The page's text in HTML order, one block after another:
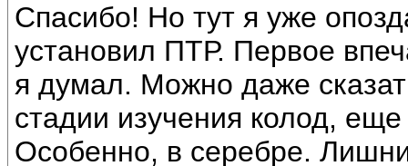
Спасибо! Но тут я уже
установил ПТР. Первое
я думал. Можно даже
стадии изучения колод,
Особенно, в серебре.